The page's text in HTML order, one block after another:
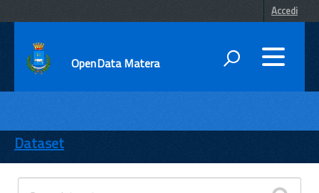
Accedi
OpenData Matera
ENTI
TEMI
INFORMAZIONI
Dataset